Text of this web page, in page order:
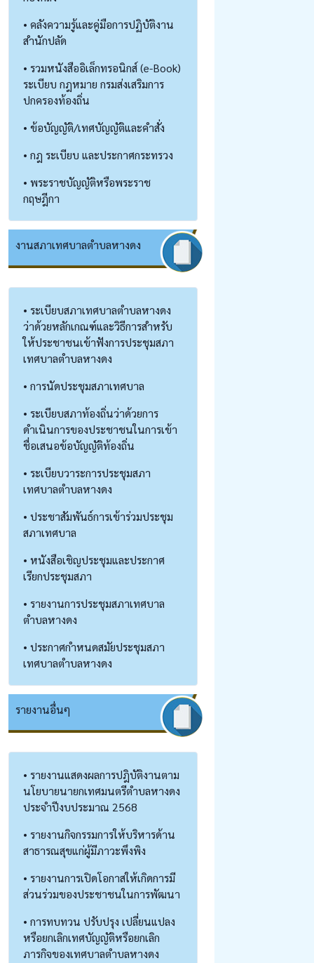
• คลังความรู้และคู่มือการปฏิบัติงาน
สำนักปลัด
• รวมหนังสืออิเล็กทรอนิกส์ (e-Book)
ระเบียบ กฎหมาย กรมส่งเสริมการ
ปกครองท้องถิ่น
• ข้อบัญญัติ/เทศบัญญัติและคำสั่ง
• กฎ ระเบียบ และประกาศกระทรวง
• พระราชบัญญัติหรือพระราช
กฤษฎีกา
งานสภาเทศบาลตำบลหางดง
• ระเบียบสภาเทศบาลตำบลหางดง
ว่าด้วยหลักเกณฑ์และวิธีการสำหรับ
ให้ประชาชนเข้าฟังการประชุมสภา
เทศบาลตำบลหางดง
• การนัดประชุมสภาเทศบาล
• ระเบียบสภาท้องถิ่นว่าด้วยการ
ดำเนินการของประชาชนในการเข้า
ชื่อเสนอข้อบัญญัติท้องถิ่น
• ระเบียบวาระการประชุมสภา
เทศบาลตำบลหางดง
• ประชาสัมพันธ์การเข้าร่วมประชุม
สภาเทศบาล
• หนังสือเชิญประชุมและประกาศ
เรียกประชุมสภา
• รายงานการประชุมสภาเทศบาล
ตำบลหางดง
• ประกาศกำหนดสมัยประชุมสภา
เทศบาลตำบลหางดง
รายงานอื่นๆ
• รายงานแสดงผลการปฎิบัติงานตาม
นโยบายนายกเทศมนตรีตำบลหางดง
ประจำปีงบประมาณ 2568
• รายงานกิจกรรมการให้บริหารด้าน
สาธารณสุขแก่ผู้มีภาวะพึงพิง
• รายงานการเปิดโอกาสให้เกิดการมี
ส่วนร่วมของประชาชนในการพัฒนา
• การทบทวน ปรับปรุง เปลี่ยนแปลง
หรือยกเลิกเทศบัญญัติหรือยกเลิก
ภารกิจของเทศบาลตำบลหางดง